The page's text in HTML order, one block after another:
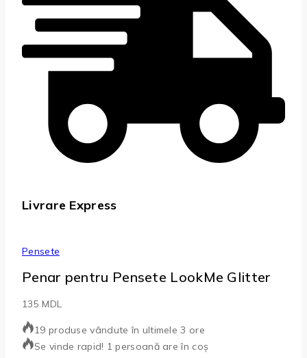
Livrare Express
Pensete
Penar pentru Pensete LookMe Glitter
135MDL
19 produse vândute în ultimele 3 ore
Se vinde rapid! 1 persoană are în coș